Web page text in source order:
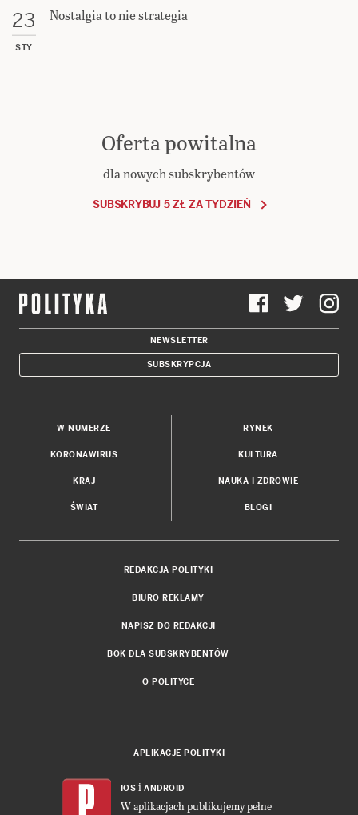
23
STY
Nostalgia to nie strategia
Oferta powitalna
dla nowych subskrybentów
SUBSKRYBUJ 5 ZŁ ZA TYDZIEŃ
NEWSLETTER
SUBSKRYPCJA
W NUMERZE
KORONAWIRUS
KRAJ
ŚWIAT
RYNEK
KULTURA
NAUKA I ZDROWIE
BLOGI
REDAKCJA POLITYKI
BIURO REKLAMY
NAPISZ DO REDAKCJI
BOK DLA SUBSKRYBENTÓW
O POLITYCE
APLIKACJE POLITYKI
IOS i ANDROID
W aplikacjach publikujemy pełne